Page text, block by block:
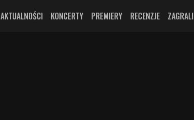
AKTUALNOŚCI KONCERTY PREMIERY RECENZJE ZAGRALI